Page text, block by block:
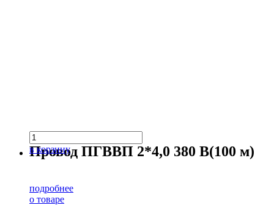
в корзину
Провод ПГВВП 2*4,0 380 В(100 м)
подробнее
о товаре